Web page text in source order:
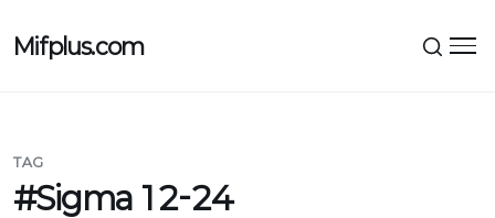
Mifplus.com
TAG
#Sigma 12-24